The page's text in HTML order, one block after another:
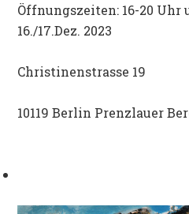
Öffnungszeiten: 16-20 Uhr
16./17.Dez. 2023
Christinenstrasse 19
10119 Berlin Prenzlauer